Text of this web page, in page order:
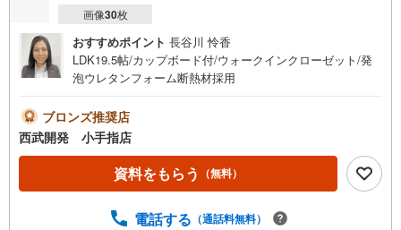
画像30枚
おすすめポイント 長谷川 怜香
LDK19.5帖/カップボード付/ウォークインクローゼット/発
泡ウレタンフォーム断熱材採用
ブロンズ推奨店
西武開発 小手指店
資料をもらう （無料）
電話する （通話料無料）